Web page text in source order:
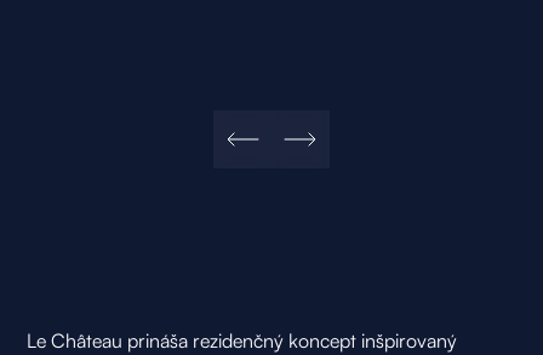
Le Château prináša rezidenčný koncept inšpirovaný